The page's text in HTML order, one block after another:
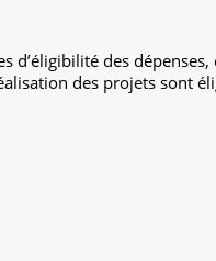
des
des projets sont